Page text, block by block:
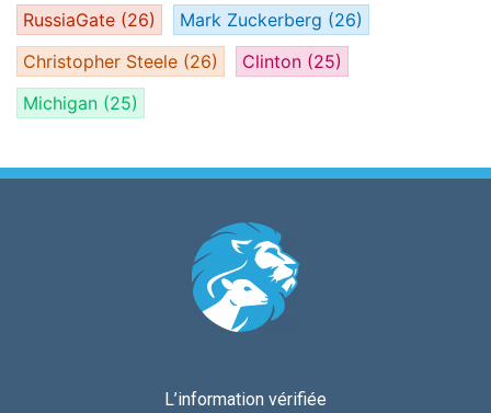
RussiaGate (26) Mark Zuckerberg (26)
Christopher Steele (26) Clinton (25)
Michigan (25)
L’information vérifiée